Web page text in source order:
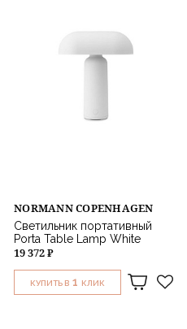
NORMANN COPENHAGEN
Светильник портативный
Porta Table Lamp White
19 372 ₽
КУПИТЬ В 1 КЛИК